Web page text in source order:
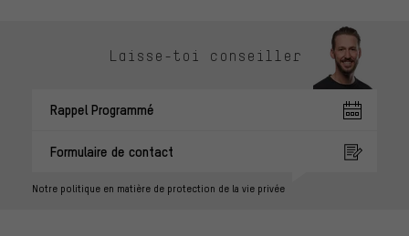
Laisse-toi conseiller
Rappel Programmé
Formulaire de contact
Notre politique en matière de protection de la vie privée